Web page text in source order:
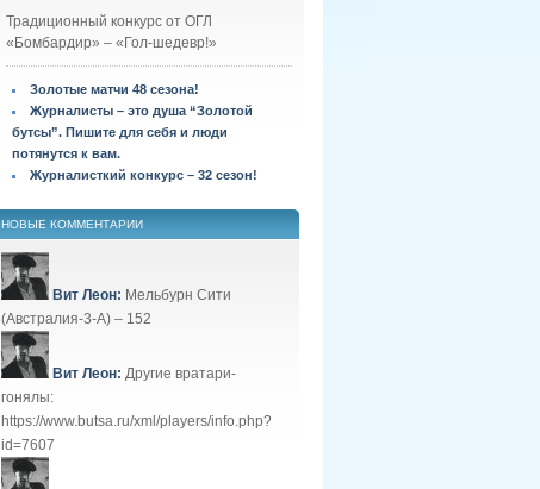
Традиционный конкурс от ОГЛ
«Бомбардир» – «Гол-шедевр!»
Золотые матчи 48 сезона!
Журналисты – это душа “Золотой
бутсы”. Пишите для себя и люди
потянутся к вам.
Журналисткий конкурс – 32 сезон!
НОВЫЕ КОММЕНТАРИИ
Вит Леон: Мельбурн Сити
(Австралия-3-А) – 152
Вит Леон: Другие вратари-
гонялы:
https://www.butsa.ru/xml/players/info.php?
id=7607